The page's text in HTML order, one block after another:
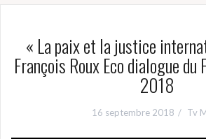
« La paix et la justice
François Roux Eco dialogue du
2018
16 septembre 2018 Tv